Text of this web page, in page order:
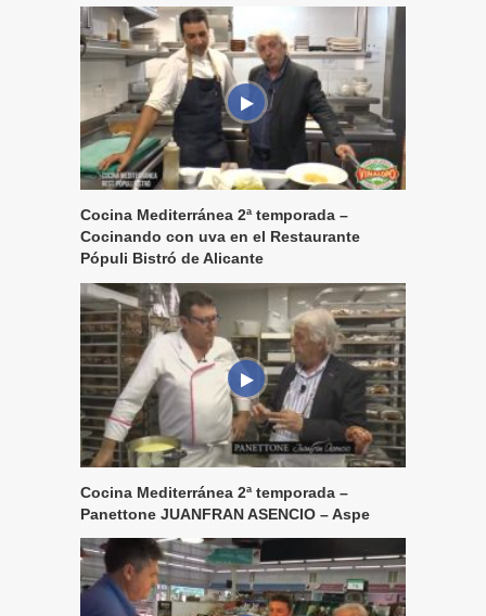
Cocina Mediterránea 2ª temporada –
Cocinando con uva en el Restaurante
Pópuli Bistró de Alicante
Cocina Mediterránea 2ª temporada –
Panettone JUANFRAN ASENCIO – Aspe